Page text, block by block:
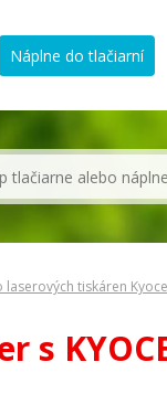
Náplne do tlačiarní
laserových tiskáren